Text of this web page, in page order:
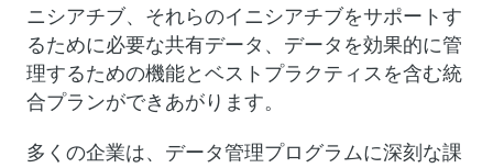
ニシアチブ、それらのイニシアチブをサポートす
るために必要な共有データ、データを効果的に管
理するための機能とベストプラクティスを含む統
合プランができあがります。
多くの企業は、データ管理プログラムに深刻な課